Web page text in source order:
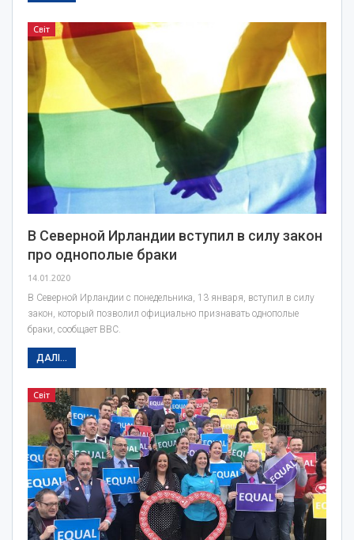
Світ
В Северной Ирландии вступил в силу закон
про однополые браки
14.01.2020
В Северной Ирландии с понедельника, 13 января, вступил в силу
закон, который позволил официально признавать однополые
браки, сообщает BBC.
ДАЛІ...
Світ